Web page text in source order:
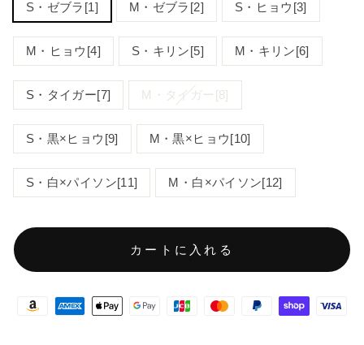
S・ゼブラ[1] M・ゼブラ[2] S・ヒョウ[3]
M・ヒョウ[4] S・キリン[5] M・キリン[6]
S・タイガー[7] M・タイガー[8]
S・黒×ヒョウ[9] M・黒×ヒョウ[10]
S・白×パイソン[11] M・白×パイソン[12]
カートに入れる